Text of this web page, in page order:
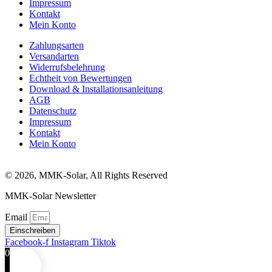
Impressum
Kontakt
Mein Konto
Zahlungsarten
Versandarten
Widerrufsbelehrung
Echtheit von Bewertungen
Download & Installationsanleitung
AGB
Datenschutz
Impressum
Kontakt
Mein Konto
© 2026, MMK-Solar, All Rights Reserved
MMK-Solar Newsletter
Email
Einschreiben
Facebook-f Instagram Tiktok
0